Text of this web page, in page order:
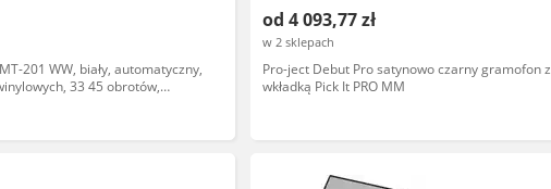
201 WW, biały, automatyczny,
33 45 obrotów,
od 4 093,77 zł
w 2 sklepach
Pro-ject Debut Pro satynowo czarny gramofon z
wkładką Pick It PRO MM